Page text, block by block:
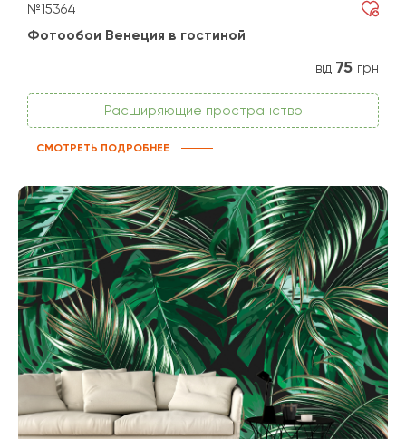
№15364
Фотообои Венеция в гостиной
від 75 грн
Расширяющие пространство
СМОТРЕТЬ ПОДРОБНЕЕ